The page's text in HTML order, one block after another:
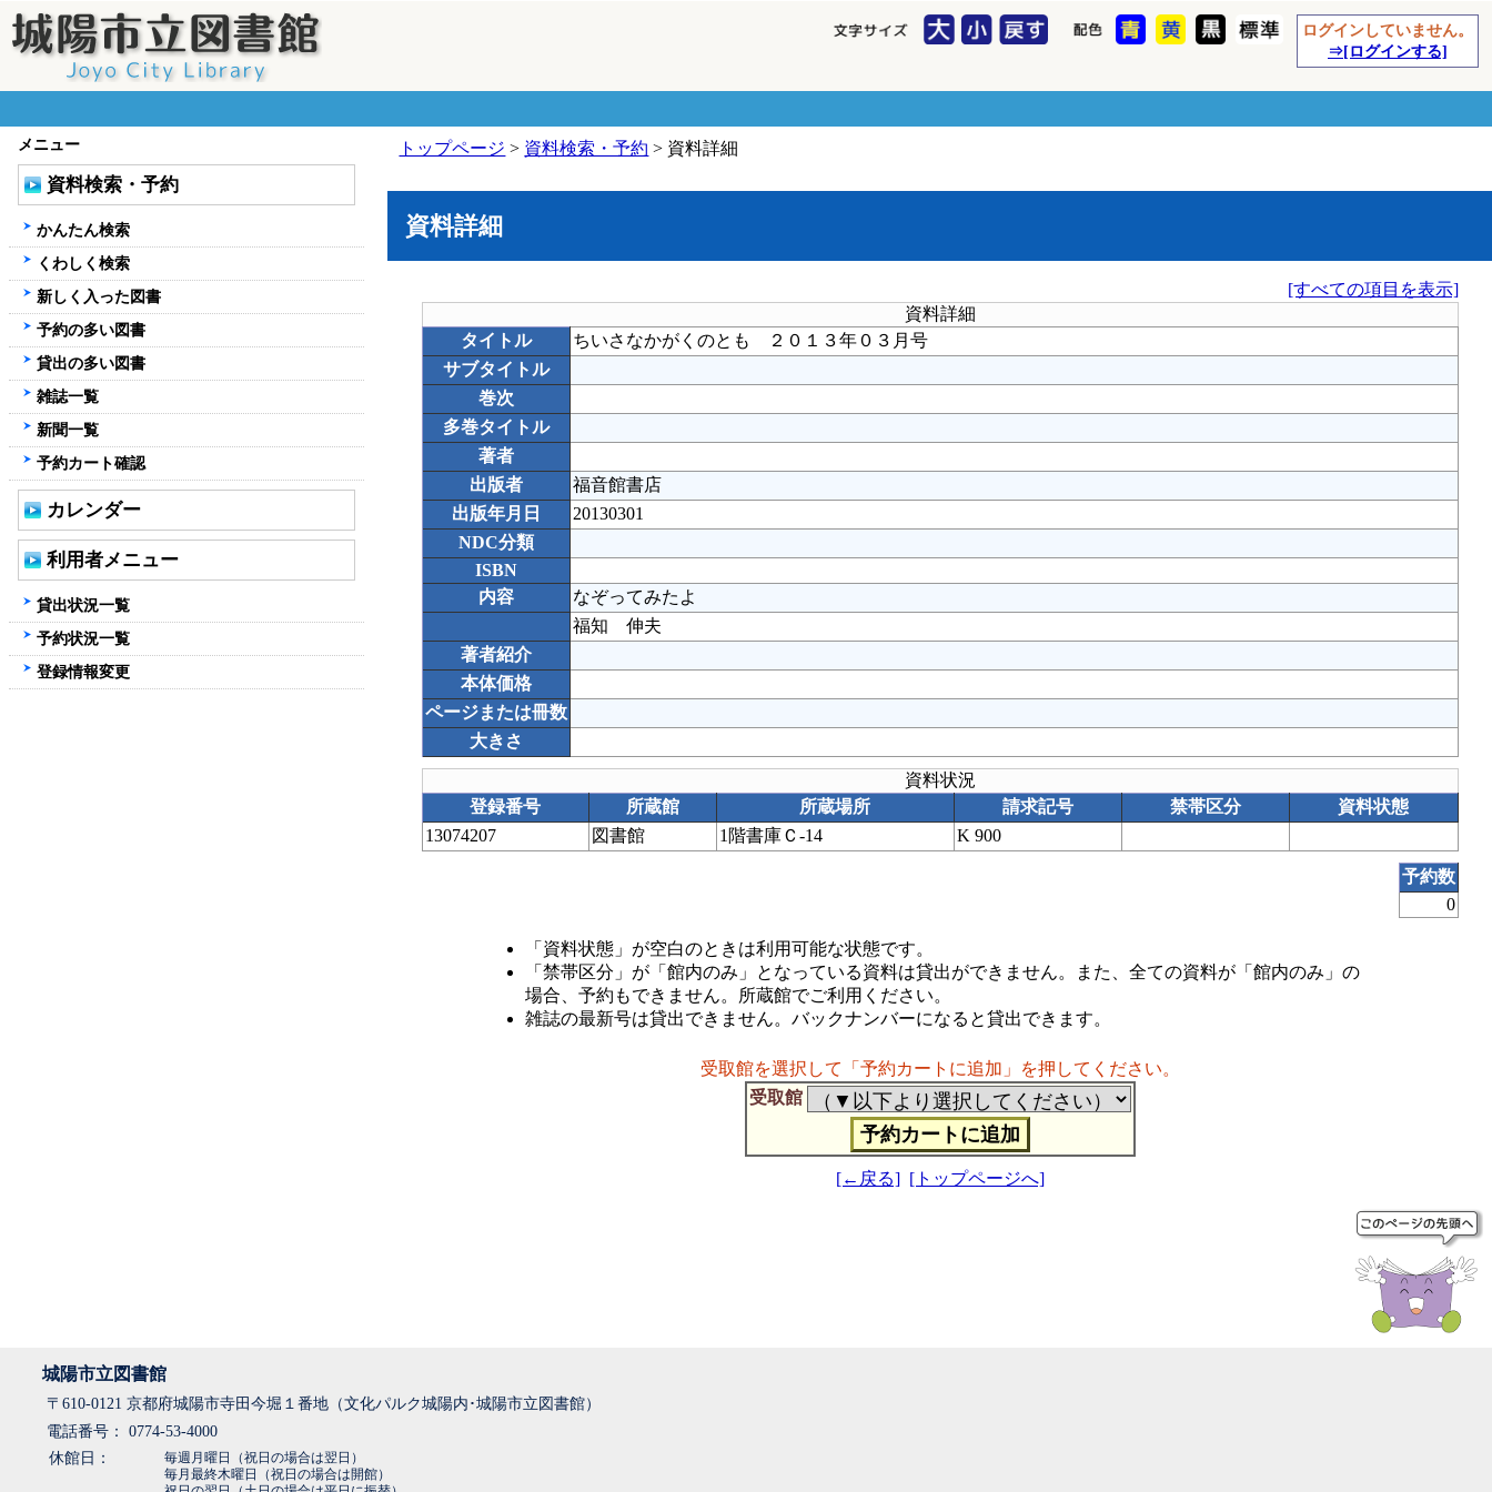
ログインしていません。
⇒[ログインする]
トップページ > 資料検索・予約 > 資料詳細
資料詳細
[すべての項目を表示]
資料詳細
タイトル
ちいさなかがくのとも ２０１３年０３月号
サブタイトル
巻次
多巻タイトル
著者
出版者
福音館書店
出版年月日
20130301
NDC分類
ISBN
内容
なぞってみたよ
福知 伸夫
著者紹介
本体価格
ページまたは冊数
大きさ
資料状況
登録番号
所蔵館 所蔵場所 請求記号 禁帯区分
資料状態
13074207
図書館 1階書庫Ｃ-14 K 900
予約数
0
「資料状態」が空白のときは利用可能な状態です。
「禁帯区分」が「館内のみ」となっている資料は貸出ができません。また、全ての資料が「館内のみ」の
場合、予約もできません。所蔵館でご利用ください。
雑誌の最新号は貸出できません。バックナンバーになると貸出できます。
受取館を選択して「予約カートに追加」を押してください。
受取館
[←戻る] [トップページへ]
メニュー
資料検索・予約
かんたん検索
くわしく検索
新しく入った図書
予約の多い図書
貸出の多い図書
雑誌一覧
新聞一覧
予約カート確認
カレンダー
利用者メニュー
貸出状況一覧
予約状況一覧
登録情報変更
城陽市立図書館
〒610-0121 京都府城陽市寺田今堀１番地（文化パルク城陽内･城陽市立図書館）
電話番号： 0774-53-4000
休館日：
毎週月曜日（祝日の場合は翌日）
毎月最終木曜日（祝日の場合は開館）